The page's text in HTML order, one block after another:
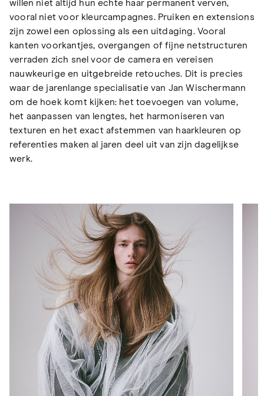
willen niet altijd hun echte haar permanent verven,
vooral niet voor kleurcampagnes. Pruiken en extensions
zijn zowel een oplossing als een uitdaging. Vooral
kanten voorkantjes, overgangen of fijne netstructuren
verraden zich snel voor de camera en vereisen
nauwkeurige en uitgebreide retouches. Dit is precies
waar de jarenlange specialisatie van Jan Wischermann
om de hoek komt kijken: het toevoegen van volume,
het aanpassen van lengtes, het harmoniseren van
texturen en het exact afstemmen van haarkleuren op
referenties maken al jaren deel uit van zijn dagelijkse
werk.